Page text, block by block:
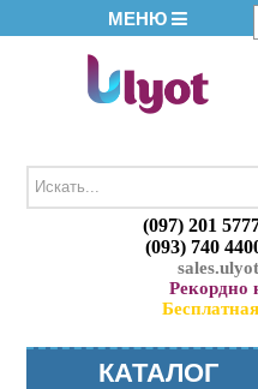
МЕНЮ
(097) 201
(093) 740
Рекордно
КАТАЛОГ